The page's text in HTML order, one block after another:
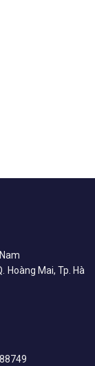
Hoàng Mai, Tp. Hà